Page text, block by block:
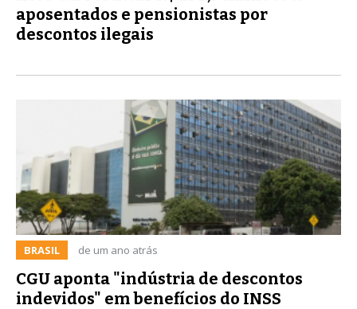
aposentados e pensionistas por
descontos ilegais
BRASIL de um ano atrás
CGU aponta "indústria de descontos
indevidos" em benefícios do INSS